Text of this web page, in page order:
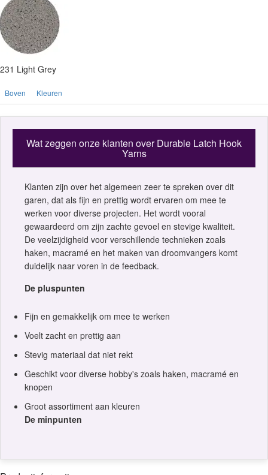
Light Grey
Boven Kleuren
Wat zeggen onze klanten over Durable Latch Hook
Yarns
Klanten zijn over het algemeen zeer te spreken over dit
garen, dat als fijn en prettig wordt ervaren om mee te
werken voor diverse projecten. Het wordt vooral
gewaardeerd om zijn zachte gevoel en stevige kwaliteit.
De veelzijdigheid voor verschillende technieken zoals
haken, macramé en het maken van droomvangers komt
duidelijk naar voren in de feedback.
De pluspunten
Fijn en gemakkelijk om mee te werken
Voelt zacht en prettig aan
Stevig materiaal dat niet rekt
Geschikt voor diverse hobby's zoals haken, macramé en
knopen
Groot assortiment aan kleuren
De minpunten